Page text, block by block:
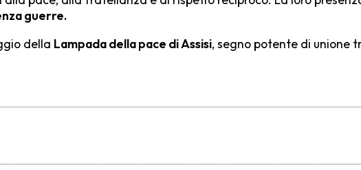
guerre.
della Lampada della pace di Assisi, segno potente di unione